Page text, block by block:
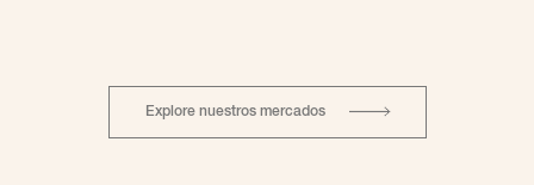
Explore nuestros mercados